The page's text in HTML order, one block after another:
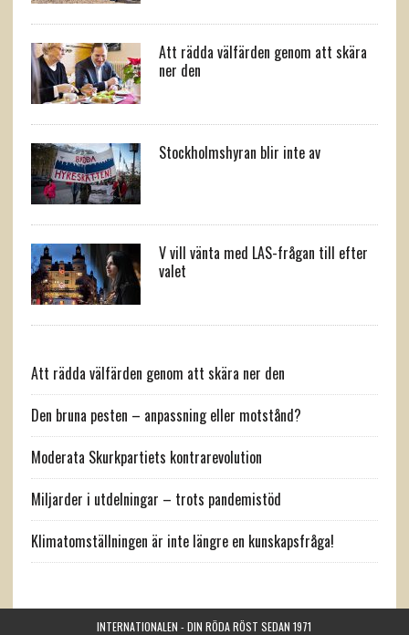
Att rädda välfärden genom att skära
ner den
Stockholmshyran blir inte av
V vill vänta med LAS-frågan till efter
valet
Att rädda välfärden genom att skära ner den
Den bruna pesten – anpassning eller motstånd?
Moderata Skurkpartiets kontrarevolution
Miljarder i utdelningar – trots pandemistöd
Klimatomställningen är inte längre en kunskapsfråga!
INTERNATIONALEN - DIN RÖDA RÖST SEDAN 1971